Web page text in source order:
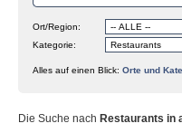
Ort/Region:
Kategorie:
Alles auf einen Blick: Orte und
Die Suche nach Restaurants in